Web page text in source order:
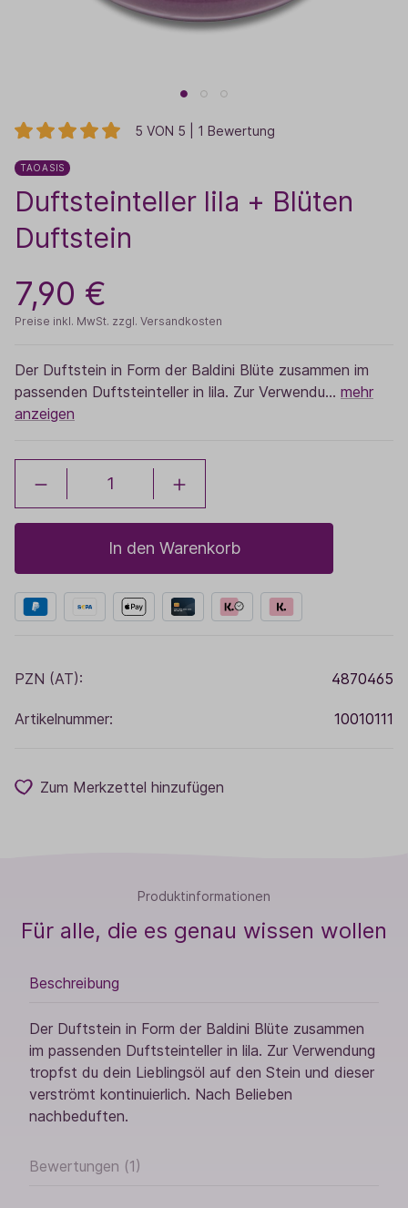
5 VON 5 | 1 Bewertung
TAOASIS
Duftsteinteller lila + Blüten
Duftstein
7,90 €
Preise inkl. MwSt. zzgl. Versandkosten
Der Duftstein in Form der Baldini Blüte zusammen im
passenden Duftsteinteller in lila. Zur Verwendu… mehr
anzeigen
In den Warenkorb
PZN (AT): 4870465
Artikelnummer: 10010111
Zum Merkzettel hinzufügen
Produktinformationen
Für alle, die es genau wissen wollen
Beschreibung
Der Duftstein in Form der Baldini Blüte zusammen
im passenden Duftsteinteller in lila. Zur Verwendung
tropfst du dein Lieblingsöl auf den Stein und dieser
verströmt kontinuierlich. Nach Belieben
nachbeduften.
Bewertungen (1)